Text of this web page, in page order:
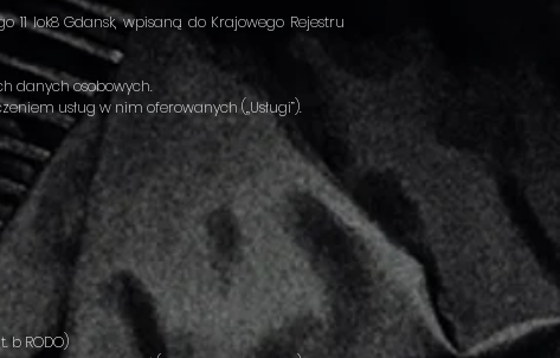
11 lok8 Gdansk, wpisaną do Krajowego Rejestru
danych osobowych.
usług w nim oferowanych („Usługi”).
b RODO)